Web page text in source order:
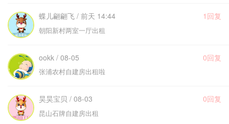
蝶儿翩翩飞 / 前天 14:44 1回复
朝阳新村两室一厅出租
ookk / 08-05 0回复
张浦农村自建房出租啦
昊昊宝贝 / 08-03 0回复
昆山石牌自建房出租